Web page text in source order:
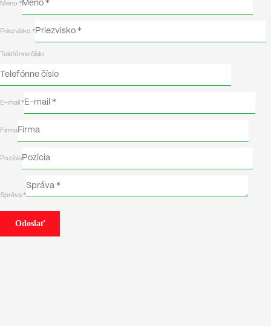
Meno *
Priezvisko *
Telefónne číslo
E-mail *
Firma
Pozícia
Správa *
Odoslať